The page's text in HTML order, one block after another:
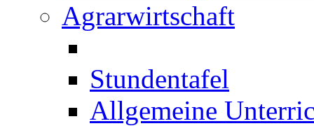
Agrarwirtschaft
Stundentafel
Allgemeine